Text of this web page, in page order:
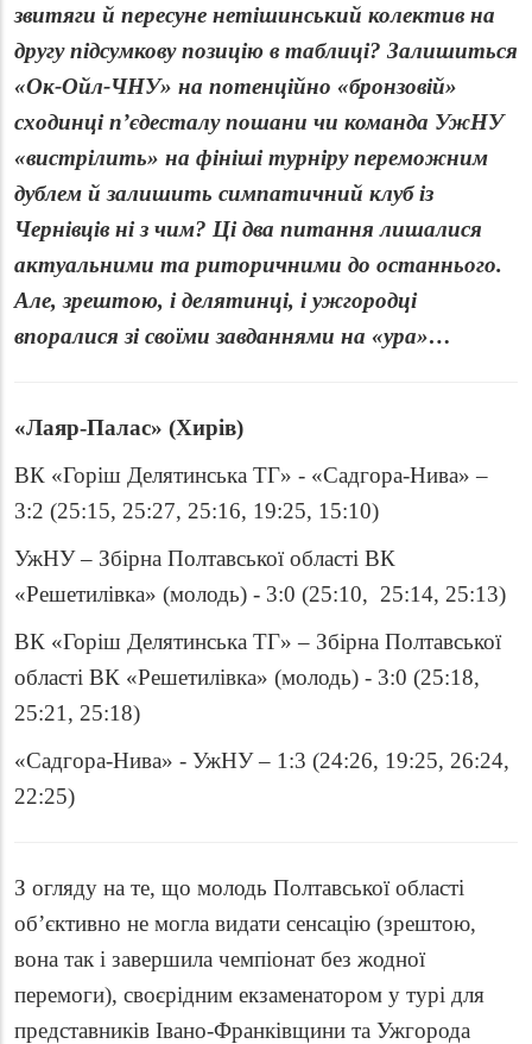
звитяги й пересуне нетішинський колектив на
другу підсумкову позицію в таблиці? Залишиться
«Ок-Ойл-ЧНУ» на потенційно «бронзовій»
сходинці п’єдесталу пошани чи команда УжНУ
«вистрілить» на фініші турніру переможним
дублем й залишить симпатичний клуб із
Чернівців ні з чим? Ці два питання лишалися
актуальними та риторичними до останнього.
Але, зрештою, і делятинці, і ужгородці
впоралися зі своїми завданнями на «ура»…
«Лаяр-Палас» (Хирів)
ВК «Горіш Делятинська ТГ» - «Садгора-Нива» –
3:2 (25:15, 25:27, 25:16, 19:25, 15:10)
УжНУ – Збірна Полтавської області ВК
«Решетилівка» (молодь) - 3:0 (25:10, 25:14, 25:13)
ВК «Горіш Делятинська ТГ» – Збірна Полтавської
області ВК «Решетилівка» (молодь) - 3:0 (25:18,
25:21, 25:18)
«Садгора-Нива» - УжНУ – 1:3 (24:26, 19:25, 26:24,
22:25)
З огляду на те, що молодь Полтавської області
об’єктивно не могла видати сенсацію (зрештою,
вона так і завершила чемпіонат без жодної
перемоги), своєрідним екзаменатором у турі для
представників Івано-Франківщини та Ужгорода